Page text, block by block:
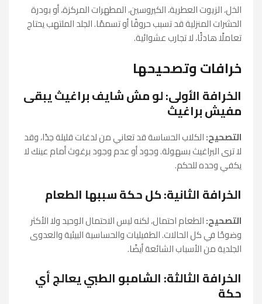
الخل، الزيوت العطرية، الكيروسين، المطهرات المركزة، أو بودرة
الحشرات المنزلية قد تسبب حروقًا أو تسممًا. الجلد الملتهب يحتاج
تعاملًا هادئًا، لا تجارب عشوائية.
خرافات وتصحيحها
الخرافة الأولى: لو مش شايف براغيث يبقى
مفيش براغيث
التصحيح:الكلاب الحساسة قد تعاني من لدغات قليلة جدًا، وقد
لا ترى البراغيث بسهولة. وجود أو عدم وجود برغوث أمام عينك لا
يكفي وحده للحكم.
الخرافة الثانية: كل حكة سببها الطعام
التصحيح:الطعام احتمال، لكنه ليس الاحتمال الوحيد ولا الأكثر
وضوحًا في كل الحالات. الطفيليات والحساسية البيئية والعدوى
الجلدية من الأسباب الشائعة أيضًا.
الخرافة الثالثة: الشامبو الطبي يعالج أي
حكة